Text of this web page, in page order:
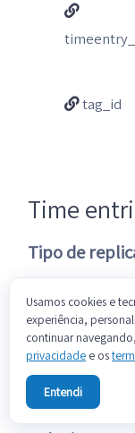
tag_id
Time
Tipo de
Parametros:
dados
para
Usamos cookies e
experiência,
continuar
privacidade e os
Entendi